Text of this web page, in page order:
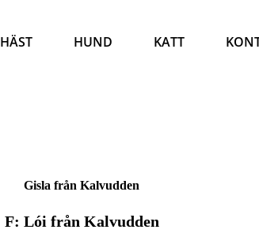
HÄST HUND KATT
Gisla från Kalvudden
F: Lói från Kalvudden